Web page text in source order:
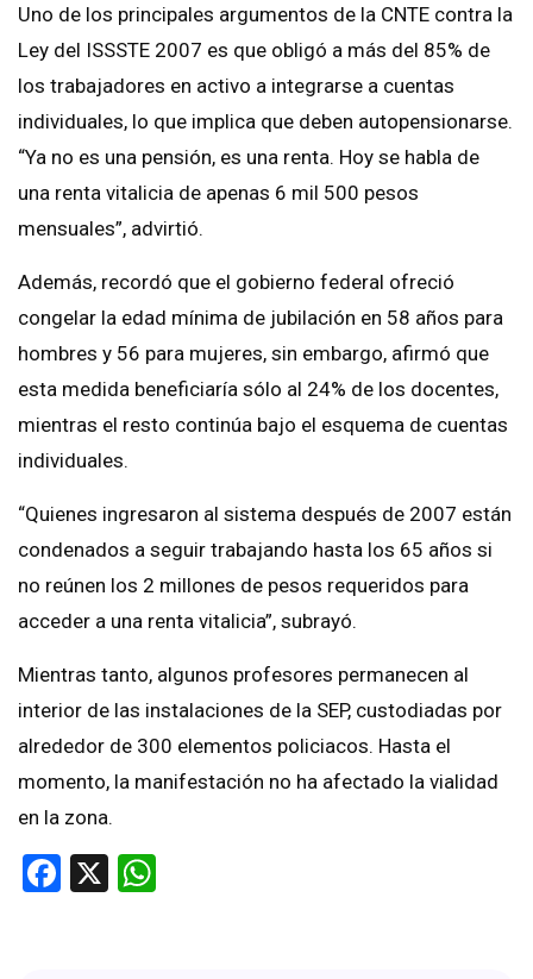
Uno de los principales argumentos de la CNTE contra la
Ley del ISSSTE 2007 es que obligó a más del 85% de
los trabajadores en activo a integrarse a cuentas
individuales, lo que implica que deben autopensionarse.
“Ya no es una pensión, es una renta. Hoy se habla de
una renta vitalicia de apenas 6 mil 500 pesos
mensuales”, advirtió.
Además, recordó que el gobierno federal ofreció
congelar la edad mínima de jubilación en 58 años para
hombres y 56 para mujeres, sin embargo, afirmó que
esta medida beneficiaría sólo al 24% de los docentes,
mientras el resto continúa bajo el esquema de cuentas
individuales.
“Quienes ingresaron al sistema después de 2007 están
condenados a seguir trabajando hasta los 65 años si
no reúnen los 2 millones de pesos requeridos para
acceder a una renta vitalicia”, subrayó.
Mientras tanto, algunos profesores permanecen al
interior de las instalaciones de la SEP, custodiadas por
alrededor de 300 elementos policiacos. Hasta el
momento, la manifestación no ha afectado la vialidad
en la zona.
Facebook
X